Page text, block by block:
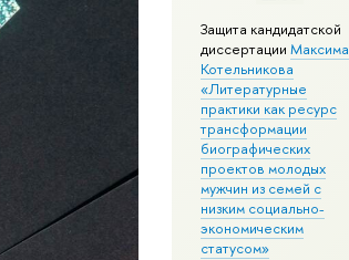
Защита кандидатской
диссертации Максима
Котельникова
«Литературные
практики как ресурс
трансформации
биографических
проектов молодых
мужчин из семей с
низким социально-
экономическим
статусом»